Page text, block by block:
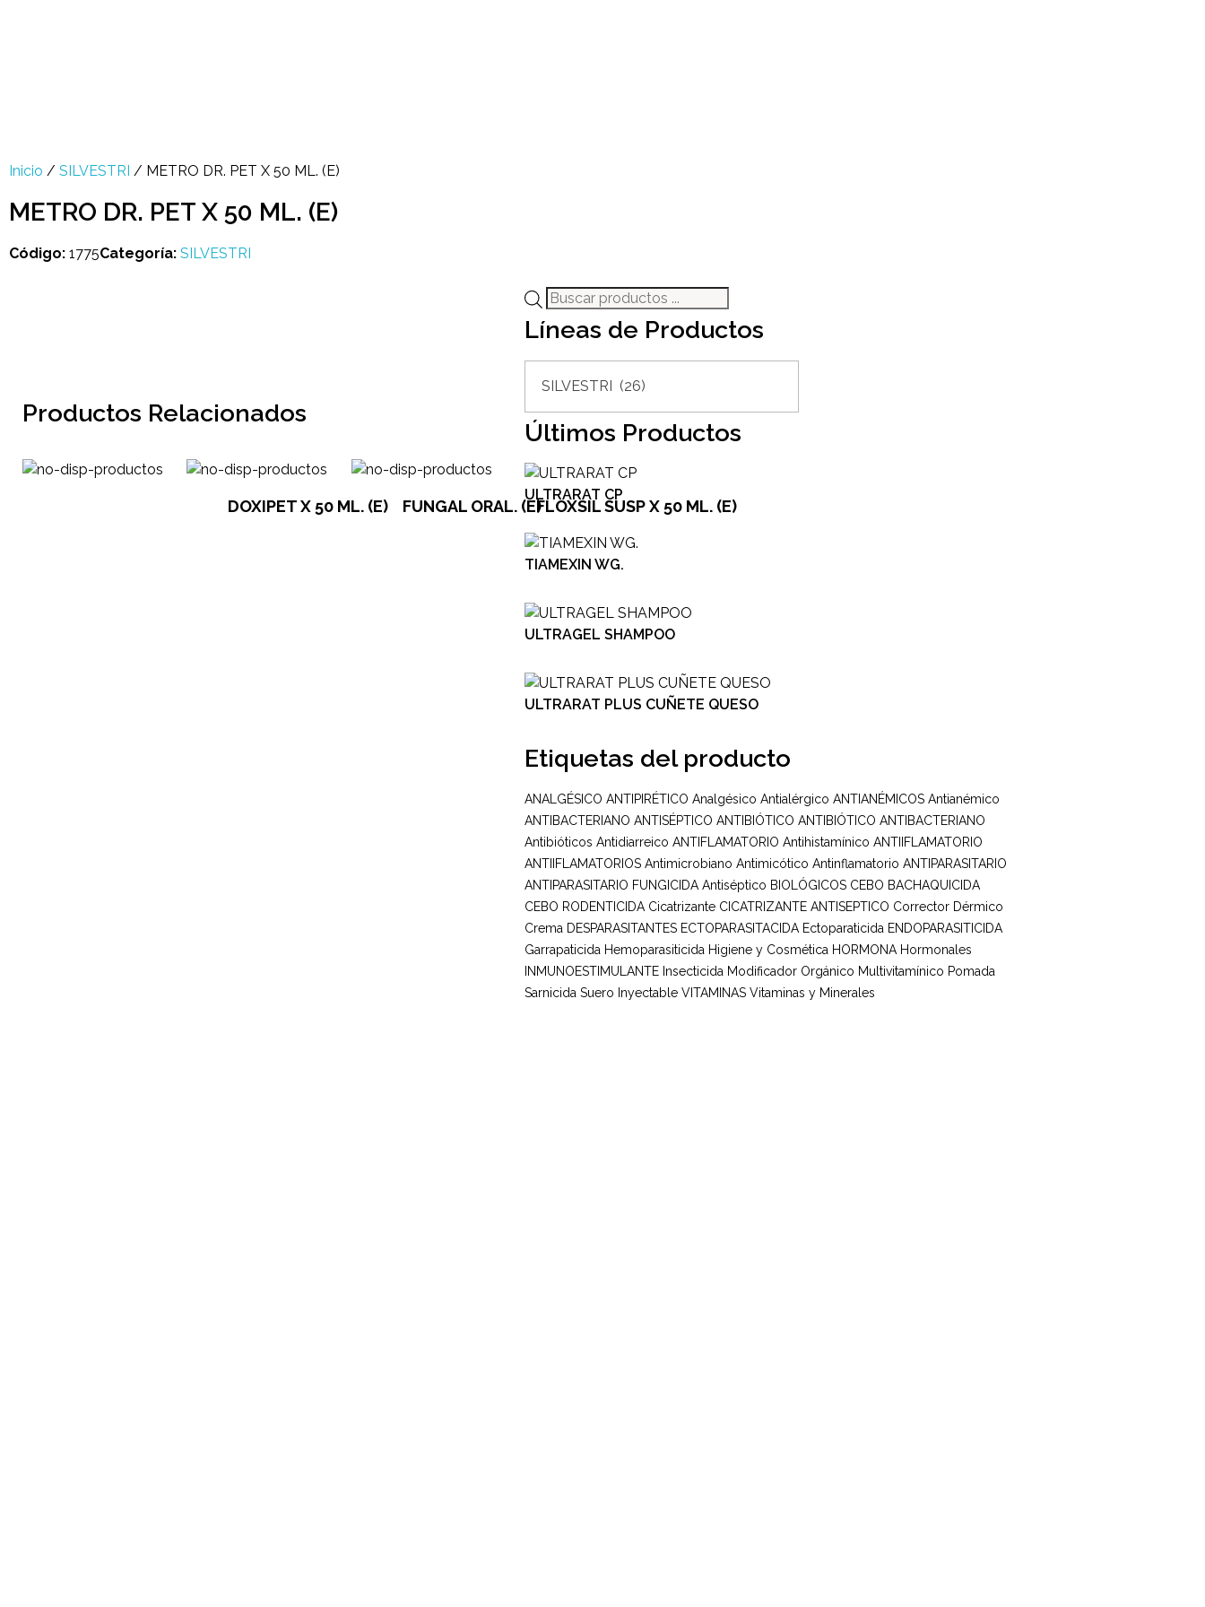
Inicio / SILVESTRI / METRO DR. PET X 50 ML. (E)
METRO DR. PET X 50 ML. (E)
Código: 1775Categoría: SILVESTRI
Productos Relacionados
DOXIPET X 50 ML. (E) FUNGAL ORAL. (E)FLOXSIL SUSP X 50 ML. (E)
Líneas de Productos
Últimos Productos
ULTRARAT CP
TIAMEXIN WG.
ULTRAGEL SHAMPOO
ULTRARAT PLUS CUÑETE QUESO
Etiquetas del producto
ANALGÉSICO ANTIPIRÉTICO Analgésico Antialérgico ANTIANÉMICOS Antianémico
ANTIBACTERIANO ANTISÉPTICO ANTIBIÓTICO ANTIBIÓTICO ANTIBACTERIANO
Antibióticos Antidiarreico ANTIFLAMATORIO Antihistamínico ANTIIFLAMATORIO
ANTIIFLAMATORIOS Antimicrobiano Antimicótico Antinflamatorio ANTIPARASITARIO
ANTIPARASITARIO FUNGICIDA Antiséptico BIOLÓGICOS CEBO BACHAQUICIDA
CEBO RODENTICIDA Cicatrizante CICATRIZANTE ANTISEPTICO Corrector Dérmico
Crema DESPARASITANTES ECTOPARASITACIDA Ectoparaticida ENDOPARASITICIDA
Garrapaticida Hemoparasiticida Higiene y Cosmética HORMONA Hormonales
INMUNOESTIMULANTE Insecticida Modificador Orgánico Multivitamínico Pomada
Sarnicida Suero Inyectable VITAMINAS Vitaminas y Minerales